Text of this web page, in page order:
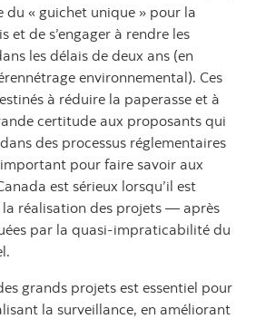
du « guichet unique » pour la
et de s’engager à rendre les
les délais de deux ans (en
environnemental). Ces
à réduire la paperasse et à
certitude aux proposants qui
des processus réglementaires
pour faire savoir aux
est sérieux lorsqu’il est
la réalisation des projets — après
par la quasi-impraticabilité du
grands projets est essentiel pour
la surveillance, en améliorant